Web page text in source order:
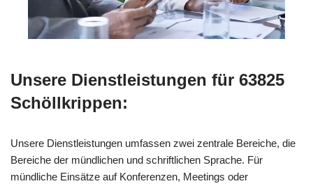
Unsere Dienstleistungen für 63825
Schöllkrippen:
Unsere Dienstleistungen umfassen zwei zentrale Bereiche, die
Bereiche der mündlichen und schriftlichen Sprache. Für
mündliche Einsätze auf Konferenzen, Meetings oder